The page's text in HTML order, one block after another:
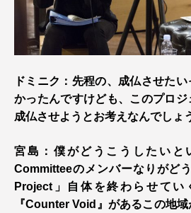
ドミニク：先程の、成仏させた
かったんですけども、このプロ
成仏させようとお考えなんでしょ
宮島：僕がどうこうしたいと
Committeeのメンバーなりがど
Project」自体を終わらせてい
『Counter Void』があるこの地